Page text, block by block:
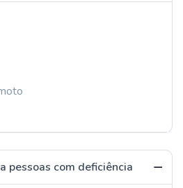
pessoas com deficiência